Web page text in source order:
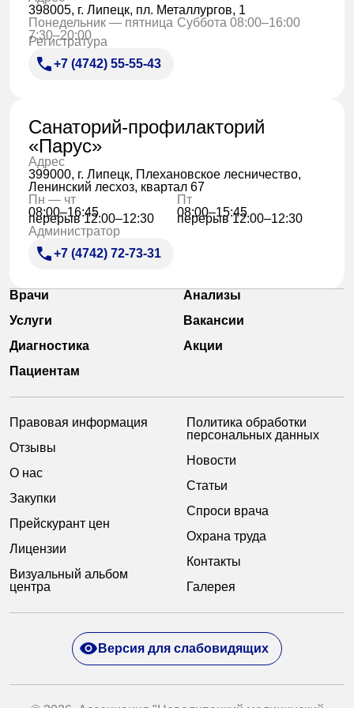
398005, г. Липецк, пл. Металлургов, 1
Понедельник — пятница
7:30–20:00
Суббота 08:00–16:00
Регистратура
+7 (4742) 55-55-43
Санаторий-профилакторий
«Парус»
Адрес
399000, г. Липецк, Плехановское лесничество,
Ленинский лесхоз, квартал 67
Пн — чт
08:00–16:45
перерыв 12:00–12:30
Пт
08:00–15:45
перерыв 12:00–12:30
Администратор
+7 (4742) 72-73-31
Врачи
Анализы
Услуги
Вакансии
Диагностика
Акции
Пациентам
Правовая информация
Отзывы
О нас
Закупки
Прейскурант цен
Лицензии
Визуальный альбом
центра
Политика обработки
персональных данных
Новости
Статьи
Спроси врача
Охрана труда
Контакты
Галерея
Версия для слабовидящих